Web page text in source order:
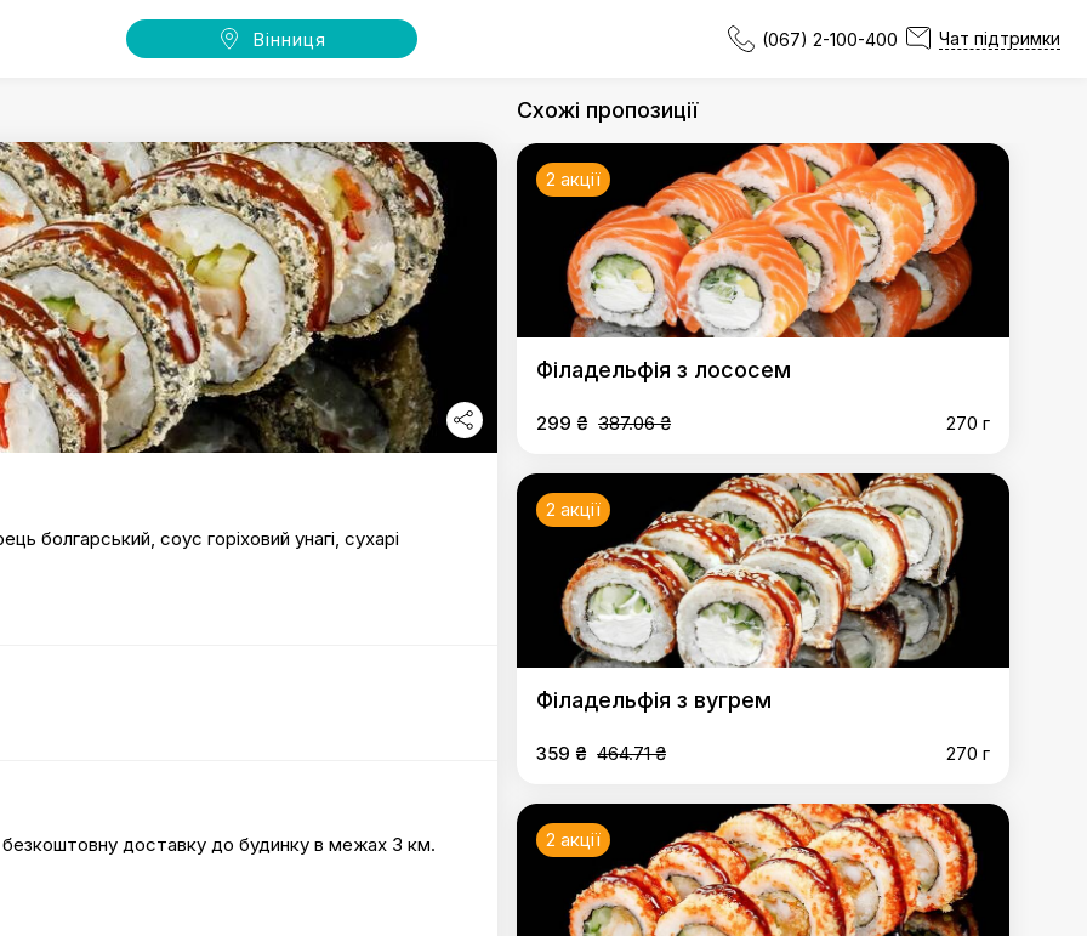
Вінниця (067) 2-100-400 Чат підтримки
болгарський, соус горіховий унагі, сухарі
доставку до будинку в межах 3 км.
Схожі пропозиції
2 акції
Філадельфія з лососем
299 ₴ 387.06 ₴ 270 г
2 акції
Філадельфія з вугрем
359 ₴ 464.71 ₴ 270 г
2 акції